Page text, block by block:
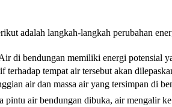
adalah langkah-langkah perubahan
di bendungan memiliki energi potensial
terhadap tempat air tersebut akan
air dan massa air yang tersimpan di
air bendungan dibuka, air mengalir